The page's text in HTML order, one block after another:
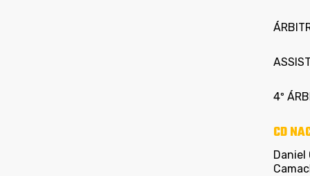
4º
CD
Daniel